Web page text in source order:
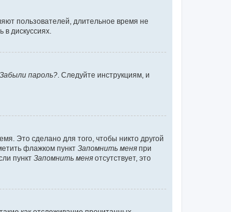
пользователей, длительное время не
дискуссиях.
Забыли пароль?. Следуйте инструкциям, и
Это сделано для того, чтобы никто другой
флажком пункт Запомнить меня при
пункт Запомнить меня отсутствует, это